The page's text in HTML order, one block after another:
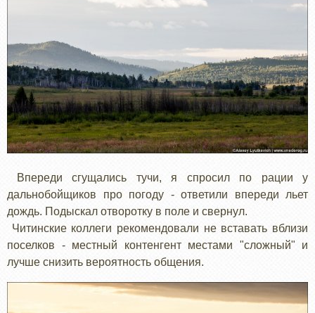
Впереди сгущались тучи, я спросил по рации у
дальнобойщиков про погоду - ответили впереди льет
дождь. Подыскал отворотку в поле и свернул.
Читинские коллеги рекомендовали не вставать вблизи
поселков - местный контенгент местами "сложный" и
лучше снизить вероятность общения.